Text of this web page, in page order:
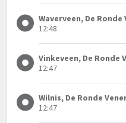
Waverveen, De Ronde
12:48
Vinkeveen, De Ronde
12:47
Wilnis, De Ronde
12:47